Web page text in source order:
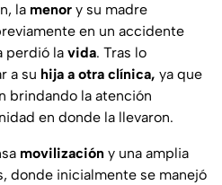
la menor y su madre
en un accidente
perdió la vida. Tras lo
a su hija a otra clínica, ya que
brindando la atención
en donde la llevaron.
movilización y una amplia
donde inicialmente se manejó